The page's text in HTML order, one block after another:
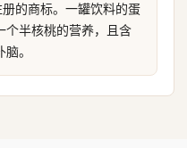
的商标。一罐饮料的蛋
个半核桃的营养，且含
。